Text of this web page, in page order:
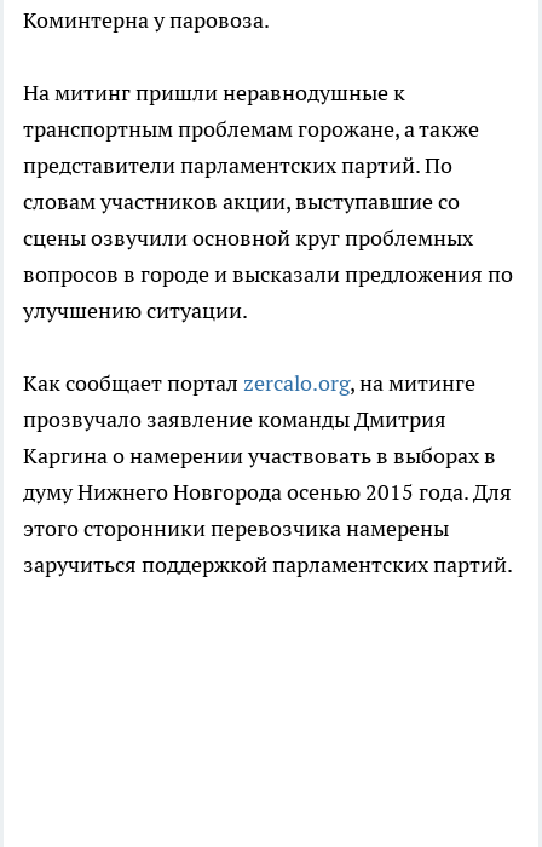
Коминтерна у паровоза.
На митинг пришли неравнодушные к
транспортным проблемам горожане, а также
представители парламентских партий. По
словам участников акции, выступавшие со
сцены озвучили основной круг проблемных
вопросов в городе и высказали предложения по
улучшению ситуации.
Как сообщает портал zercalo.org, на митинге
прозвучало заявление команды Дмитрия
Каргина о намерении участвовать в выборах в
думу Нижнего Новгорода осенью 2015 года. Для
этого сторонники перевозчика намерены
заручиться поддержкой парламентских партий.